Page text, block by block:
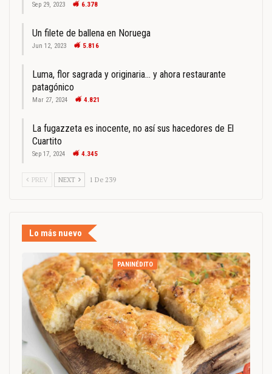
Sep 29, 2023 6.378
Un filete de ballena en Noruega
Jun 12, 2023 5.816
Luma, flor sagrada y originaria… y ahora restaurante
patagónico
Mar 27, 2024 4.821
La fugazzeta es inocente, no así sus hacedores de El
Cuartito
Sep 17, 2024 4.345
PREV NEXT 1 De 239
Lo más nuevo
PANINÉDITO